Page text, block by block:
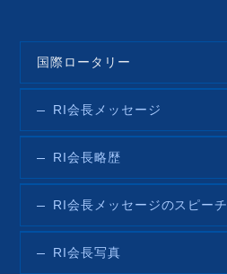
国際ロータリー
RI会長メッセージ
RI会長略歴
RI会長メッセージのスピーチ
RI会長写真